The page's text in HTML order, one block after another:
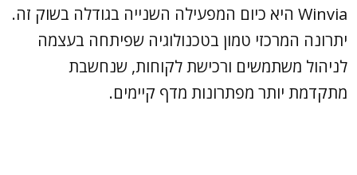
Winvia היא כיום המפעילה השנייה בגודלה בשוק זה.
יתרונה המרכזי טמון בטכנולוגיה שפיתחה בעצמה
לניהול משתמשים ורכישת לקוחות, שנחשבת
מתקדמת יותר מפתרונות מדף קיימים.